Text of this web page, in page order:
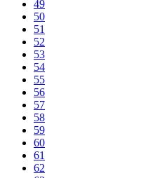
49
50
51
52
53
54
55
56
57
58
59
60
61
62